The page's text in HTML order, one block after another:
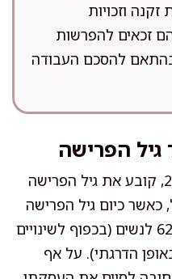
וזכויות
הם זכאים להפרשות
להסכם העבודה
הפרישה
חוק גיל פרישה, התשס"ד-2004, קובע את גיל הפרישה
כאשר כיום גיל הפרישה
הרשמי עומד על 67 לגברים ו-62 לנשים (בכפוף לשינויים
הדרגתי). על אף